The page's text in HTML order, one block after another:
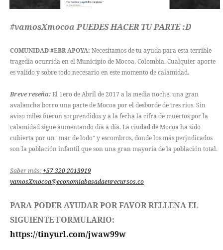
#vamosXmocoaPUEDES HACER TU PARTE :D
COMUNIDAD#EBRAPOYA: Necesitamos de tu ayuda para esta terrible
tragedia ocurrida en el Municipio de Mocoa, Colombia. Cualquier aporte
es valido y sobre todo necesario en este momento de calamidad.
Breve reseña:El 1ero de Abril de 2017 a la media noche, una gran
avalancha borro una parte de Mocoa por el desborde de tres ríos. Sin
aviso miles fueron sorprendidos y a la fecha la cifra de muertos por la
calamidad sigue aumentando día a día. La ciudad de Mocoa ha sido
cubierta por un "mar de lodo" y escombros, donde los más perjudicados
son la población infantil que son una gran mayoría de la población total.
Saber más:+57 320 2013919
vamosXmocoa@economiabasadaenrecursos.co
PARA PODER AYUDAR POR FAVOR RELLENA EL
SIGUIENTE FORMULARIO:
https://tinyurl.com/jwaw99w